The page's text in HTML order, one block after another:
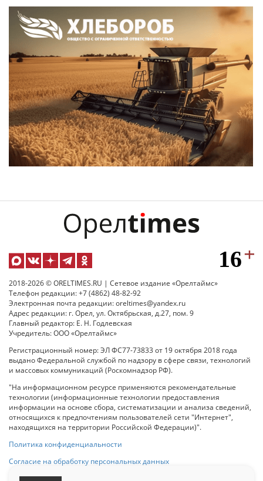
2018-2026 © ORELTIMES.RU | Сетевое издание «Орелтаймс»
Телефон редакции: +7 (4862) 48-82-92
Электронная почта редакции: oreltimes@yandex.ru
Адрес редакции: г. Орел, ул. Октябрьская, д.27, пом. 9
Главный редактор: Е. Н. Годлевская
Учредитель: ООО «Орелтаймс»
Регистрационный номер: ЭЛ ФС77-73833 от 19 октября 2018 года
выдано Федеральной службой по надзору в сфере связи, технологий
и массовых коммуникаций (Роскомнадзор РФ).
"На информационном ресурсе применяются рекомендательные
технологии (информационные технологии предоставления
информации на основе сбора, систематизации и анализа сведений,
относящихся к предпочтениям пользователей сети "Интернет",
находящихся на территории Российской Федерации)".
Политика конфиденциальности
Согласие на обработку персональных данных